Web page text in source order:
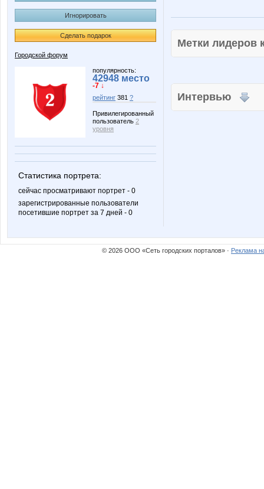
Игнорировать
Сделать подарок
Городской форум
популярность:
42948 место
-7 ↓
рейтинг 381 ?
Привилегированный
пользователь 2
уровня
Статистика портрета:
сейчас просматривают портрет - 0
зарегистрированные пользователи
посетившие портрет за 7 дней - 0
Метки
Интервью
© 2026 ООО «Сеть городских порталов» · Реклама